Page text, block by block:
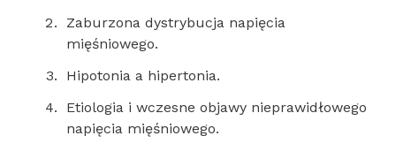
Zaburzona dystrybucja napięcia
mięśniowego.
Hipotonia a hipertonia.
Etiologia i wczesne objawy nieprawidłowego
napięcia mięśniowego.